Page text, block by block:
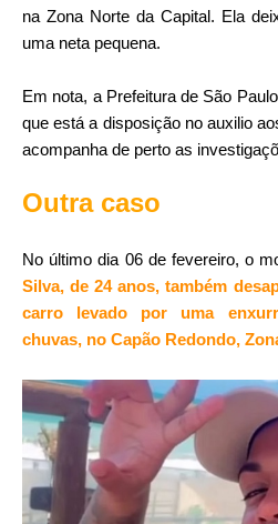
na Zona Norte da Capital. Ela
uma neta pequena.
Em nota, a Prefeitura de São
que está a disposição no auxilio
acompanha de perto as
Outra caso
No último dia 06 de fevereiro, o
Silva, de 24 anos, também
carro levado por uma
chuvas, no Capão Redondo,